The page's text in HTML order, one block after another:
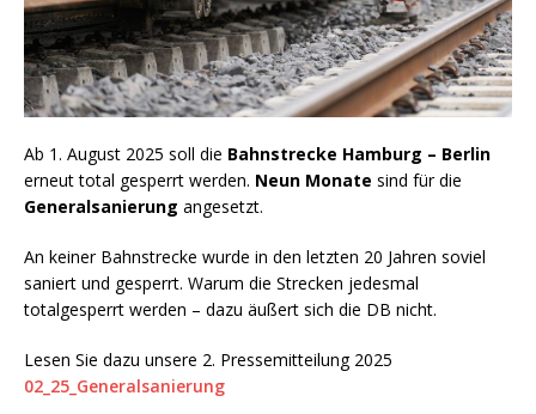
Ab 1. August 2025 soll die Bahnstrecke Hamburg – Berlin
erneut total gesperrt werden. Neun Monate sind für die
Generalsanierung angesetzt.
An keiner Bahnstrecke wurde in den letzten 20 Jahren soviel
saniert und gesperrt. Warum die Strecken jedesmal
totalgesperrt werden – dazu äußert sich die DB nicht.
Lesen Sie dazu unsere 2. Pressemitteilung 2025
02_25_Generalsanierung